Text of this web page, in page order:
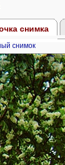
снимка
снимок